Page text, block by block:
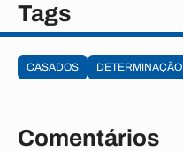
Tags
CASADOS DETERMINAÇÃO
Comentários